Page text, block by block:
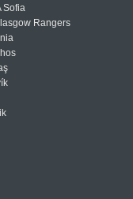
Sofia
Rangers